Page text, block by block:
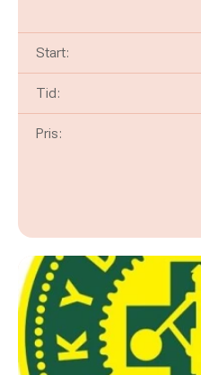
Start:
Tid:
Pris: